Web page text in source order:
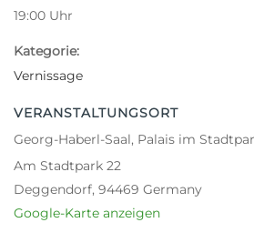
19:00 Uhr
Kategorie:
Vernissage
VERANSTALTUNGSORT
Georg-Haberl-Saal, Palais im
Am Stadtpark 22
Deggendorf, 94469 Germany
Google-Karte anzeigen